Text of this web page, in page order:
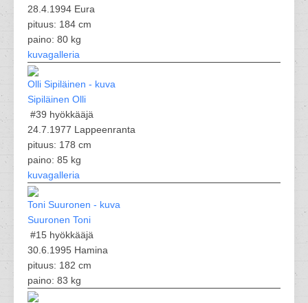
28.4.1994 Eura
pituus: 184 cm
paino: 80 kg
kuvagalleria
Sipiläinen Olli
#39 hyökkääjä
24.7.1977 Lappeenranta
pituus: 178 cm
paino: 85 kg
kuvagalleria
Suuronen Toni
#15 hyökkääjä
30.6.1995 Hamina
pituus: 182 cm
paino: 83 kg